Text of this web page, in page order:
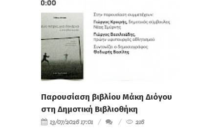
Παρουσίαση βιβλίου Μάκη Διόγου
στη Δημοτική Βιβλιοθήκη
13/07/2026 17:01 216